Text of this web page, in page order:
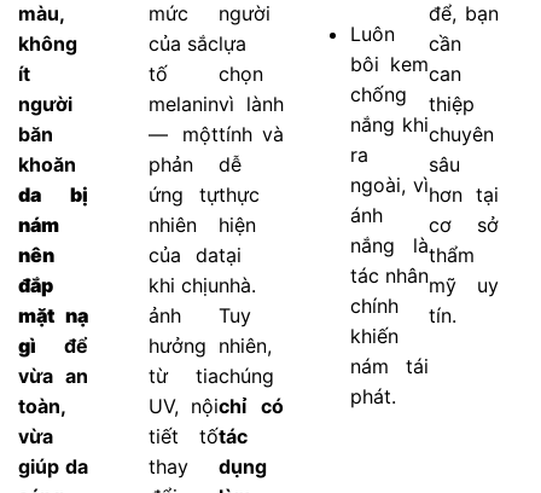
màu,
không
ít
người
băn
khoăn
da bị
nám
nên
đắp
mặt nạ
gì để
vừa an
toàn,
vừa
giúp da
mức
của sắc
tố
melanin
— một
phản
ứng tự
nhiên
của da
khi chịu
ảnh
hưởng
từ tia
UV, nội
tiết tố
thay
người
lựa
chọn
vì lành
tính và
dễ
thực
hiện
tại
nhà.
Tuy
nhiên,
chúng
chỉ có
tác
dụng
Luôn
bôi kem
chống
nắng khi
ra
ngoài, vì
ánh
nắng là
tác nhân
chính
khiến
nám tái
phát.
để, bạn
cần
can
thiệp
chuyên
sâu
hơn tại
cơ sở
thẩm
mỹ uy
tín.